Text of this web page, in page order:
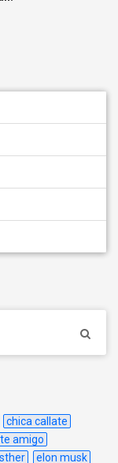
chica callate
amigo
elon musk